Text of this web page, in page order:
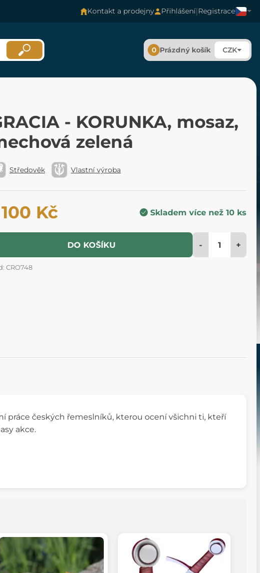
Kontakt a prodejny Přihlášení|Registrace
0 Prázdný košík CZK
- KORUNKA, mosaz,
zelená
Středověk Vlastní výroba
100 Kč Skladem více než 10 ks
DO KOŠÍKU - +
CRO748
práce českých řemeslníků, kterou ocení všichni ti, kteří
akce.